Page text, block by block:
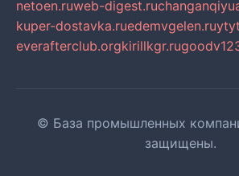
netoen.ruweb-digest.ru
kuper-dostavka.ruedemvgelen.ru
everafterclub.orgkirillkgr.ru
© База промышленных
защищены.